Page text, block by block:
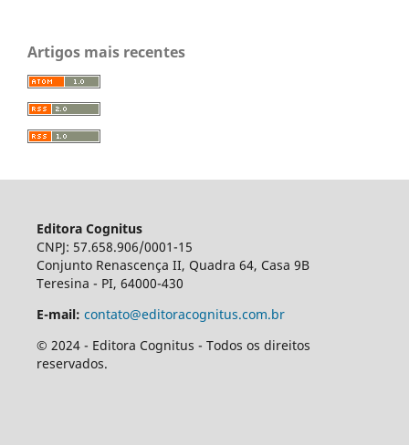
Artigos mais recentes
Editora Cognitus
CNPJ: 57.658.906/0001-15
Conjunto Renascença II, Quadra 64, Casa 9B
Teresina - PI, 64000-430
E-mail: contato@editoracognitus.com.br
© 2024 - Editora Cognitus - Todos os direitos
reservados.